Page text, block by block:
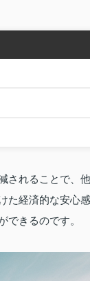
されることで、他
た経済的な安心感
できるのです。